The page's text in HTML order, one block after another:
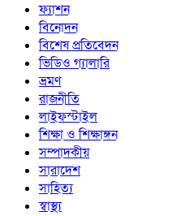
ফ্যাশন
বিনোদন
বিশেষ প্রতিবেদন
ভিডিও গ্যালারি
ভ্রমণ
রাজনীতি
লাইফস্টাইল
শিক্ষা ও শিক্ষাঙ্গন
সম্পাদকীয়
সারাদেশ
সাহিত্য
স্বাস্থ্য